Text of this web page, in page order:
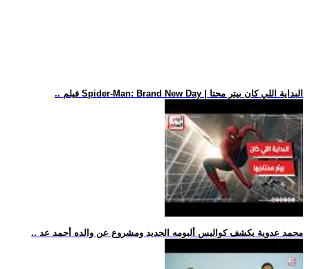
.. فيلم Spider-Man: Brand New Day | البداية اللي كان بيتر محتا
.. محمد عدوية يكشف كواليس ألبومه الجديد ومشروع عن والده أحمد عد